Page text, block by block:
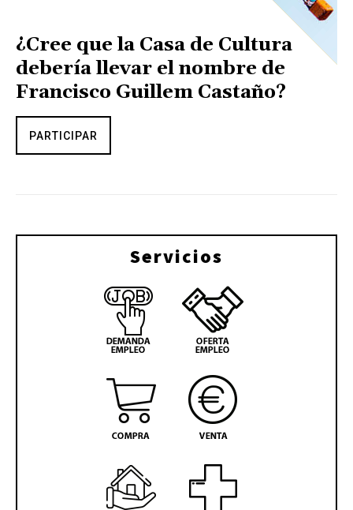
¿Cree que la Casa de Cultura
debería llevar el nombre de
Francisco Guillem Castaño?
PARTICIPAR
Servicios